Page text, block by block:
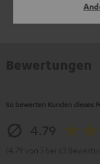
So bewerten Kunden dieses